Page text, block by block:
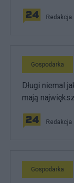
Redakcja
Gospodarka
Długi niemal
mają
Redakcja
Gospodarka